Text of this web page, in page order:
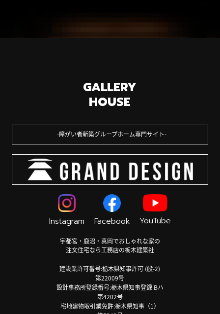
GALLERY
HOUSE
障がい者新築グループホーム専門サイト
Instagram Facebook YouTube
宇都宮・鹿沼・真岡でおしゃれな家の
注文住宅なら工務店の栃木建築社
建設業許可番号:栃木県知事許可 (般-2)
第22009号
設計事務所登録番号:栃木県知事登録 Bハ
第4202号
宅地建物取引業免許:栃木県知事（1）